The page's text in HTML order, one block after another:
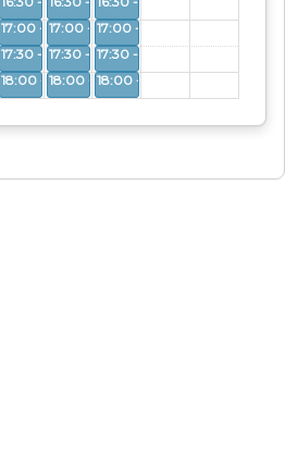
Aberto
Aberto
Aberto
Aberto
Aberto
Aberto
Aberto
Aberto
Aberto